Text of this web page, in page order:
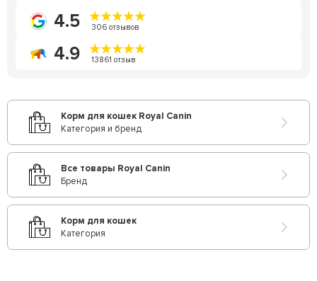
4.5 306 отзывов
4.9 13861 отзыв
Корм для кошек Royal Canin
Категория и бренд
Все товары Royal Canin
Бренд
Корм для кошек
Категория